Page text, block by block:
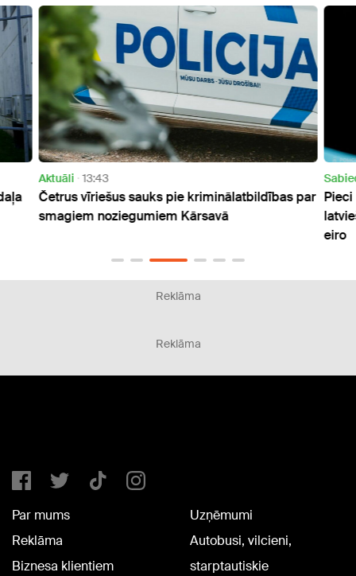
Aktuāli 13:43
Četrus vīriešus sauks pie kriminālatbildības par
smagiem noziegumiem Kārsavā
Pieci
eiro
Reklāma
Reklāma
Par mums
Reklāma
Biznesa klientiem
Uzņēmumi
Autobusi, vilcieni,
starptautiskie